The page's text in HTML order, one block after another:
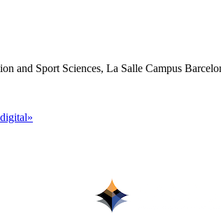
and Sport Sciences, La Salle Campus